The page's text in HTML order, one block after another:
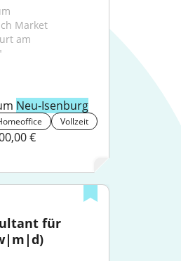
Market
am
Neu-Isenburg
Vollzeit
€
IT Architekt und Consultant für